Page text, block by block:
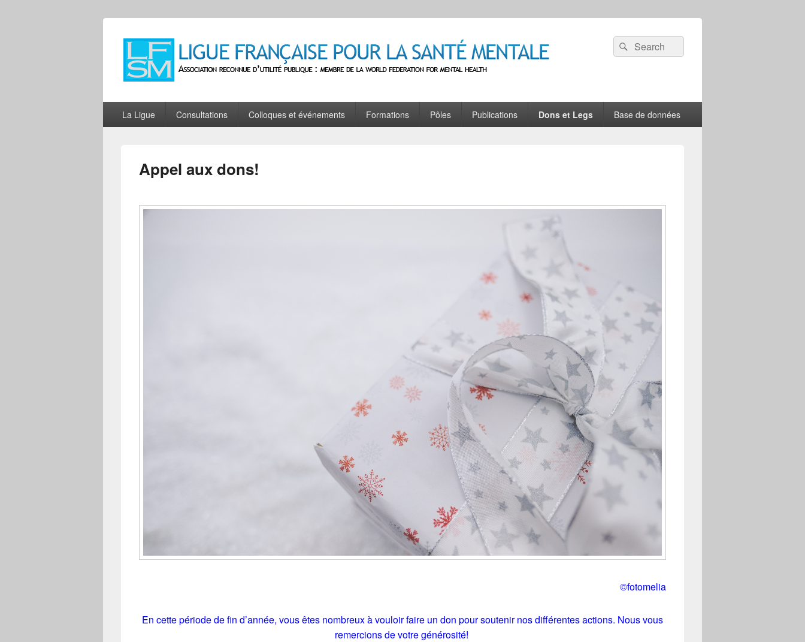
Ligue Française pour la Santé Mentale
Recherche :
Rechercher
principal
La Ligue Consultations Colloques et événements Formations Pôles Publications Dons et Legs Base de données
Appel aux dons!
©fotomelia
En cette période de fin d’année, vous êtes nombreux à vouloir faire un don pour soutenir nos différentes actions. Nous vous
remercions de votre générosité!